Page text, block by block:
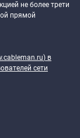
не более трети
прямой
) в
сети